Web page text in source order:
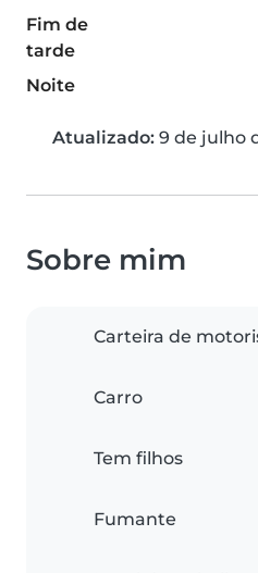
Fim de
tarde
Noite
Atualizado: 9 de julho
Sobre mim
Carteira de
Carro
Tem filhos
Fumante